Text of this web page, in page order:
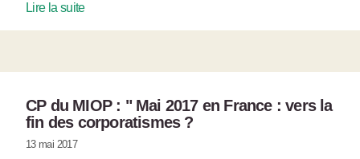
Lire la suite
CP du MIOP : " Mai 2017 en France : vers la
fin des corporatismes ?
13 mai 2017